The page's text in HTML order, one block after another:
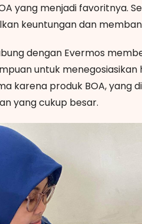
yang menjadi favoritnya.
keuntungan dan
dengan Evermos
untuk
karena produk BOA, yang
yang cukup besar.